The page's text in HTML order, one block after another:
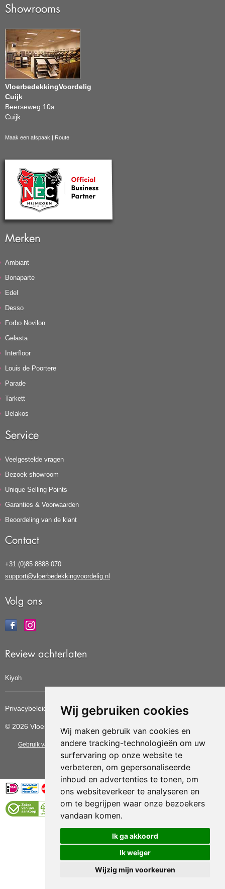
Wij gebruiken cookies
Wij maken gebruik van cookies en
andere tracking-technologieën om uw
surfervaring op onze website te
verbeteren, om gepersonaliseerde
inhoud en advertenties te tonen, om
ons websiteverkeer te analyseren en
om te begrijpen waar onze bezoekers
vandaan komen.
Ik ga akkoord
Ik weiger
Wijzig mijn voorkeuren
Showrooms
VloerbedekkingVoordelig
Cuijk
Beerseweg 10a
Cuijk
Maak een afspaak | Route
Merken
Ambiant
Bonaparte
Edel
Desso
Forbo Novilon
Gelasta
Interfloor
Louis de Poortere
Parade
Tarkett
Belakos
Service
Veelgestelde vragen
Bezoek showroom
Unique Selling Points
Garanties & Voorwaarden
Beoordeling van de klant
Contact
+31 (0)85 8888 070
support@vloerbedekkingvoordelig.nl
Volg ons
Review achterlaten
Kiyoh
Privacybeleid Cookiebeleid Update cookies voorkeuren
© 2026 Vloerbedekkingvoordelig
Gebruik van deze site betekent dat u dealgemene voorwaarden van CBW
Vloerenvoordelig.nl is een onderdeel van